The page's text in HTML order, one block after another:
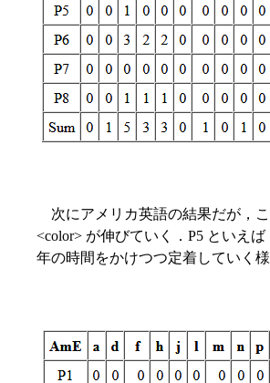
次にアメリカ英語の結果だが，こ
<color> が伸びていく．P5 といえば
年の時間をかけつつ定着していく